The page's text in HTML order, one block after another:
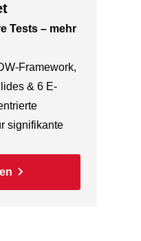
Tests – mehr
Framework,
& 6 E-
signifikante